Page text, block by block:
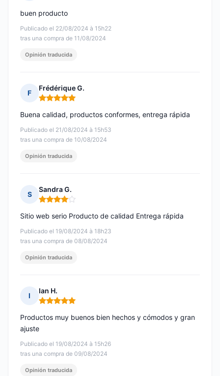
Publicado el 22/08/2024 à 15h22
tras una compra de 11/08/2024
buen producto
Opinión traducida
F
Frédérique G.
Nota: 5 de 5
Publicado el 21/08/2024 à 15h53
tras una compra de 10/08/2024
Buena calidad, productos conformes, entrega rápida
Opinión traducida
S
Sandra G.
Nota: 4 de 5
Publicado el 19/08/2024 à 18h23
tras una compra de 08/08/2024
Sitio web serio Producto de calidad Entrega rápida
Opinión traducida
I
Ian H.
Nota: 5 de 5
Publicado el 19/08/2024 à 15h26
tras una compra de 09/08/2024
Productos muy buenos bien hechos y cómodos y gran
ajuste
Opinión traducida